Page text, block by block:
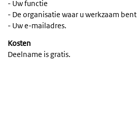
- Uw functie
- De organisatie waar u werkzaam bent
- Uw e-mailadres.
Kosten
Deelname is gratis.